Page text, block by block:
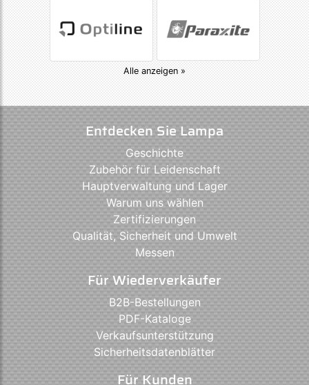
Alle anzeigen »
Entdecken Sie Lampa
Geschichte
Zubehör für Leidenschaft
Hauptverwaltung und Lager
Warum uns wählen
Zertifizierungen
Qualität, Sicherheit und Umwelt
Messen
Für Wiederverkäufer
B2B-Bestellungen
PDF-Kataloge
Verkaufsunterstützung
Sicherheitsdatenblätter
Für Kunden